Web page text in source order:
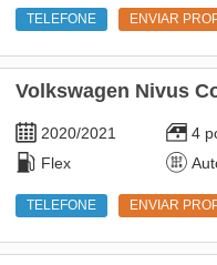
TELEFONE ENVIAR
Volkswagen Nivus
2020/2021 4
Flex
TELEFONE ENVIAR